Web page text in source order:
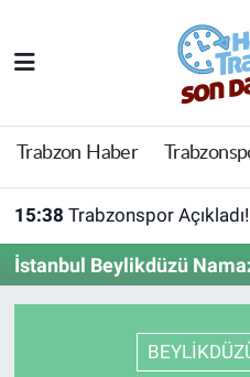
Trabzon Haber
15:38 Trabzonspor
İstanbul Beylikdüzü
Trabzon Haber
Trabzonspor
Karadeniz
Resmi Reklam
Trabzon Nöbetçi
Trabzon Hava Durumu
Trabzon Trafik
Süper Lig Puan
Tüm Manşetler